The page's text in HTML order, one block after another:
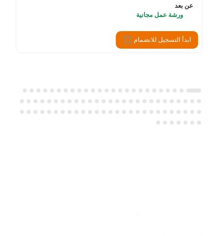
عن بعد
ورشة عمل مجانية
ابدأ التسجيل للانضمام